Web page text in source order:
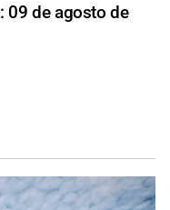
09 de agosto de